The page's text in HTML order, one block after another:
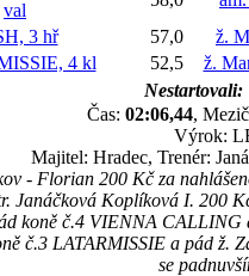
val
3 hř 57,0
ž.
4 kl 52,5
ž.
Nestartovali:
Čas: 02:06,44,
Výrok:
Majitel: Hradec, Trenér:
- Florian 200 Kč za
Janáčková Koplíková I. 200
koně č.4 VIENNA CALLING
č.3 LATARMISSIE a pád ž.
se